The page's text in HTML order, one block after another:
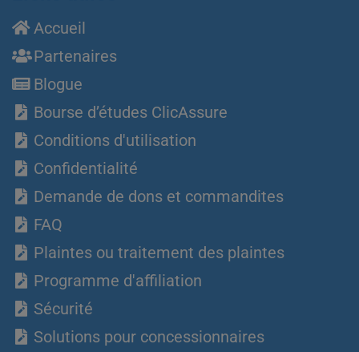
Accueil
Partenaires
Blogue
Bourse d’études ClicAssure
Conditions d'utilisation
Confidentialité
Demande de dons et commandites
FAQ
Plaintes ou traitement des plaintes
Programme d'affiliation
Sécurité
Solutions pour concessionnaires